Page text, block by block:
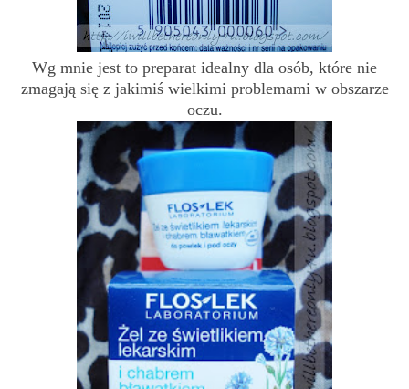
Wg mnie jest to preparat idealny dla osób, które nie
zmagają się z jakimiś wielkimi problemami w obszarze
oczu.